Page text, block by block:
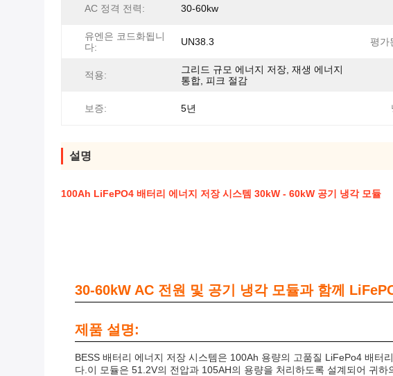
AC 정격 전력: 30-60kw
유엔은 코드화됩니
다:
UN38.3 평가
적용:
그리드 규모 에너지 저장, 재생 에너지
통합, 피크 절감
보증: 5년
설명
100Ah LiFePO4 배터리 에너지 저장 시스템 30kW - 60kW 공기 냉각 모듈
30-60kW AC 전원 및 공기 냉각 모듈과 함께
제품 설명:
BESS 배터리 에너지 저장 시스템은 100Ah 용량의 고품질 LiFePo4 배
다.이 모듈은 51.2V의 전압과 105AH의 용량을 처리하도록 설계되어 귀